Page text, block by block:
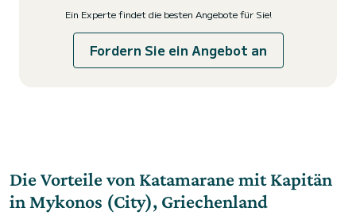
Ein Experte findet die besten Angebote für Sie!
Fordern Sie ein Angebot an
Die Vorteile von Katamarane mit Kapitän
in Mykonos (City), Griechenland